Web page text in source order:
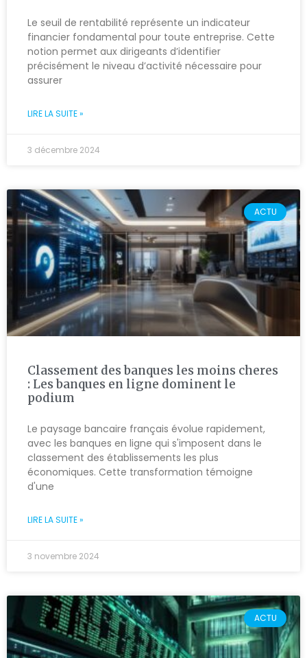
Le seuil de rentabilité représente un indicateur
financier fondamental pour toute entreprise. Cette
notion permet aux dirigeants d’identifier
précisément le niveau d’activité nécessaire pour
assurer
LIRE LA SUITE »
3 décembre 2024
ACTU
Classement des banques les moins cheres
: Les banques en ligne dominent le
podium
Le paysage bancaire français évolue rapidement,
avec les banques en ligne qui s'imposent dans le
classement des établissements les plus
économiques. Cette transformation témoigne
d'une
LIRE LA SUITE »
3 novembre 2024
ACTU